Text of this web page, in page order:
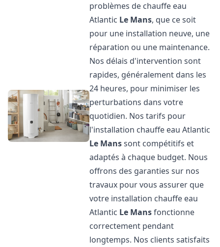
problèmes de chauffe eau
Atlantic Le Mans, que ce soit
pour une installation neuve, une
réparation ou une maintenance.
Nos délais d'intervention sont
rapides, généralement dans les
24 heures, pour minimiser les
perturbations dans votre
quotidien. Nos tarifs pour
l'installation chauffe eau Atlantic
Le Manssont compétitifs et
adaptés à chaque budget. Nous
offrons des garanties sur nos
travaux pour vous assurer que
votre installation chauffe eau
Atlantic Le Mansfonctionne
correctement pendant
longtemps. Nos clients satisfaits